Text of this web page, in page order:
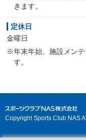
きます。
定休日
金曜日
※年末年始、施設メン
す。
Copyright Sports Club NAS